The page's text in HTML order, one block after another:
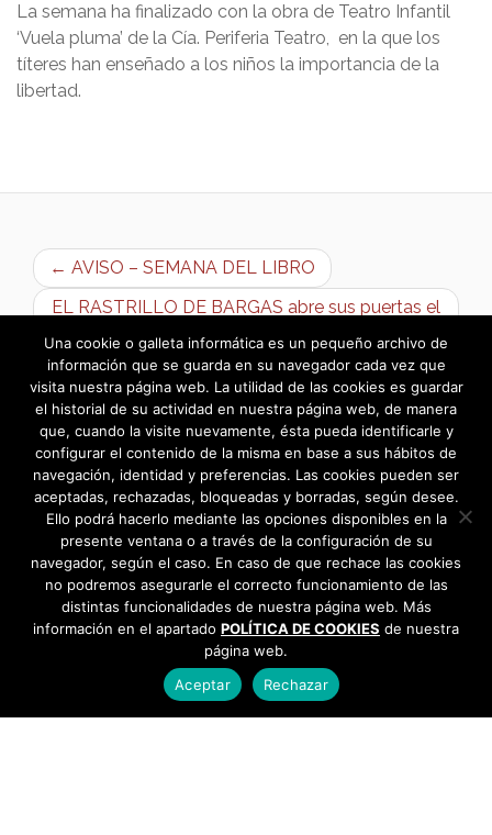
La semana ha finalizado con la obra de Teatro Infantil
‘Vuela pluma’ de la Cía. Periferia Teatro, en la que los
títeres han enseñado a los niños la importancia de la
libertad.
← AVISO – SEMANA DEL LIBRO
EL RASTRILLO DE BARGAS abre sus puertas el
próximo domingo, 1 de mayo →
Una cookie o galleta informática es un pequeño archivo de
información que se guarda en su navegador cada vez que
visita nuestra página web. La utilidad de las cookies es guardar
el historial de su actividad en nuestra página web, de manera
que, cuando la visite nuevamente, ésta pueda identificarle y
configurar el contenido de la misma en base a sus hábitos de
navegación, identidad y preferencias. Las cookies pueden ser
aceptadas, rechazadas, bloqueadas y borradas, según desee.
Ello podrá hacerlo mediante las opciones disponibles en la
presente ventana o a través de la configuración de su
navegador, según el caso. En caso de que rechace las cookies
no podremos asegurarle el correcto funcionamiento de las
distintas funcionalidades de nuestra página web. Más
información en el apartado POLÍTICA DE COOKIES de nuestra
página web.
Aceptar
Rechazar